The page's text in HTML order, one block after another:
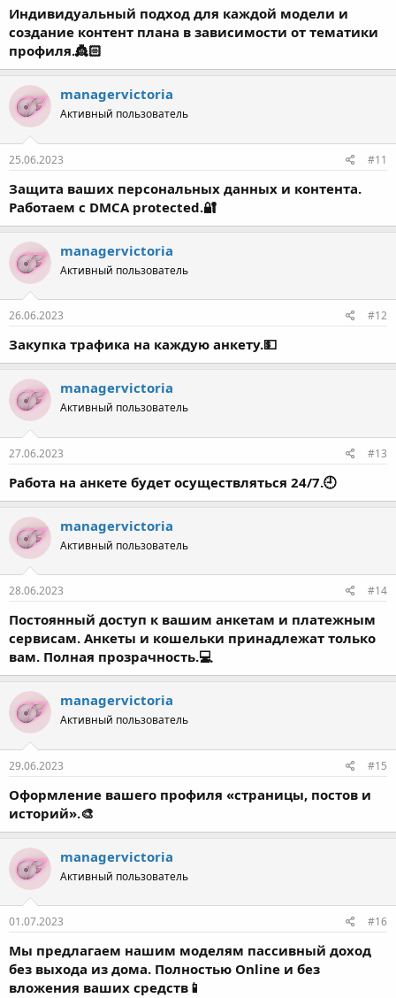
Индивидуальный подход для каждой модели и
создание контент плана в зависимости от тематики
профиля.👸🏻
managervictoria
Активный пользователь
25.06.2023 #11
Защита ваших персональных данных и контента.
Работаем с DMCA protected.🔐
managervictoria
Активный пользователь
26.06.2023 #12
Закупка трафика на каждую анкету.💵
managervictoria
Активный пользователь
27.06.2023 #13
Работа на анкете будет осуществляться 24/7.🕘
managervictoria
Активный пользователь
28.06.2023 #14
Постоянный доступ к вашим анкетам и платежным
сервисам. Анкеты и кошельки принадлежат только
вам. Полная прозрачность.💻
managervictoria
Активный пользователь
29.06.2023 #15
Оформление вашего профиля «страницы, постов и
историй».🎨
managervictoria
Активный пользователь
01.07.2023 #16
Мы предлагаем нашим моделям пассивный доход
без выхода из дома. Полностью Online и без
вложения ваших средств📱